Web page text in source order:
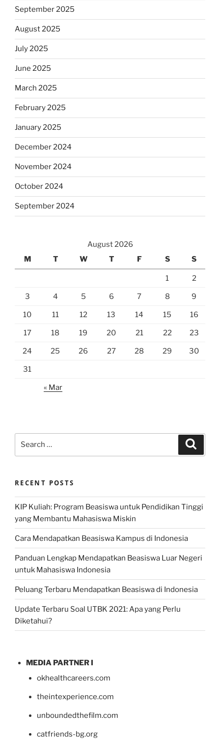
September 2025
August 2025
July 2025
June 2025
March 2025
February 2025
January 2025
December 2024
November 2024
October 2024
September 2024
August 2026
M
T W T F S S
1 2
3 4 5 6 7 8 9
10 11 12 13 14 15 16
17 18 19 20 21 22 23
24 25 26 27 28 29 30
31
« Mar
RECENT POSTS
KIP Kuliah: Program Beasiswa untuk Pendidikan Tinggi
yang Membantu Mahasiswa Miskin
Cara Mendapatkan Beasiswa Kampus di Indonesia
Panduan Lengkap Mendapatkan Beasiswa Luar Negeri
untuk Mahasiswa Indonesia
Peluang Terbaru Mendapatkan Beasiswa di Indonesia
Update Terbaru Soal UTBK 2021: Apa yang Perlu
Diketahui?
MEDIA PARTNER I
okhealthcareers.com
theintexperience.com
unboundedthefilm.com
catfriends-bg.org